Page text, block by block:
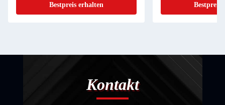
Bestpreis erhalten
AnschlüssenBestpreis
Kontakt